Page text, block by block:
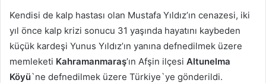
Kendisi de kalp hastası olan Mustafa Yıldız’ın cenazesi, iki
yıl önce kalp krizi sonucu 31 yaşında hayatını kaybeden
küçük kardeşi Yunus Yıldız’ın yanına defnedilmek üzere
memleketi Kahramanmaraş’ın Afşin ilçesi Altunelma
Köyü`ne defnedilmek üzere Türkiye`ye gönderildi.